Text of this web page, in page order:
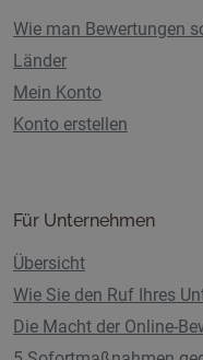
Wie man Bewertungen
Länder
Mein Konto
Konto erstellen
Für Unternehmen
Übersicht
Wie Sie den Ruf Ihres
Die Macht der Online-